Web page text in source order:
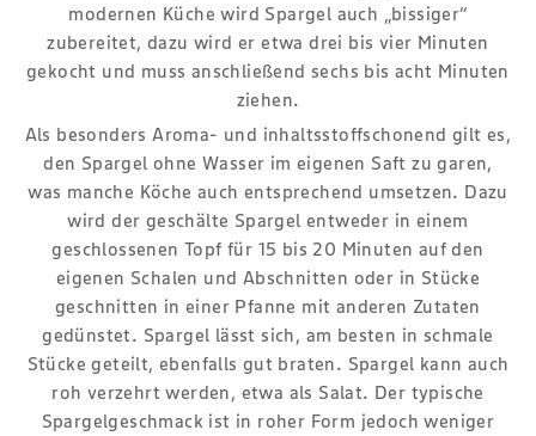
modernen Küche wird Spargel auch „bissiger“
zubereitet, dazu wird er etwa drei bis vier Minuten
gekocht und muss anschließend sechs bis acht Minuten
ziehen.
Als besonders Aroma- und inhaltsstoffschonend gilt es,
den Spargel ohne Wasser im eigenen Saft zu garen,
was manche Köche auch entsprechend umsetzen. Dazu
wird der geschälte Spargel entweder in einem
geschlossenen Topf für 15 bis 20 Minuten auf den
eigenen Schalen und Abschnitten oder in Stücke
geschnitten in einer Pfanne mit anderen Zutaten
gedünstet. Spargel lässt sich, am besten in schmale
Stücke geteilt, ebenfalls gut braten. Spargel kann auch
roh verzehrt werden, etwa als Salat. Der typische
Spargelgeschmack ist in roher Form jedoch weniger